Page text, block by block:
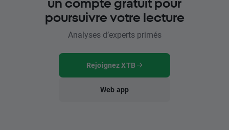
un compte gratuit pour
poursuivre votre lecture
Analyses d’experts primés
Rejoignez XTB
Web app